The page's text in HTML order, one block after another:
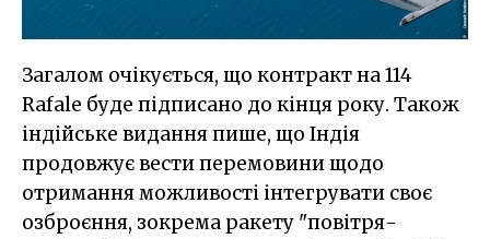
Загалом очікується, що контракт на 114
Rafale буде підписано до кінця року. Також
індійське видання пише, що Індія
продовжує вести перемовини щодо
отримання можливості інтегрувати своє
озброєння, зокрема ракету "повітря-